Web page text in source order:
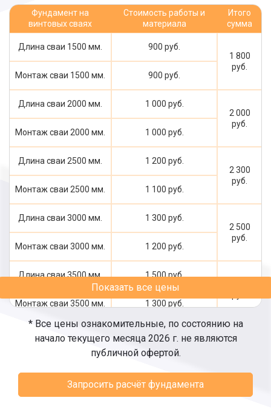
Фундамент на
винтовых сваях
Стоимость работы и
материала
Итого
сумма
Длина сваи 1500 мм.
900 руб.
1 800
руб.
Монтаж сваи 1500 мм.
900 руб.
Длина сваи 2000 мм.
1 000 руб.
2 000
руб.
Монтаж сваи 2000 мм.
1 000 руб.
Длина сваи 2500 мм.
1 200 руб.
2 300
руб.
Монтаж сваи 2500 мм.
1 100 руб.
Длина сваи 3000 мм.
1 300 руб.
2 500
руб.
Монтаж сваи 3000 мм.
1 200 руб.
Длина сваи 3500 мм.
1 500 руб.
Монтаж сваи 3500 мм.
1 300 руб.
Длина сваи 4000 мм.
3 000
Монтаж сваи 4000 мм.
1 400 руб.
Длина сваи 4500 мм.
1 800 руб.
3 300
Показать все цены
* Все цены ознакомительные, по состоянию на
начало текущего месяца 2026 г. не являются
публичной офертой.
Запросить расчёт фундамента